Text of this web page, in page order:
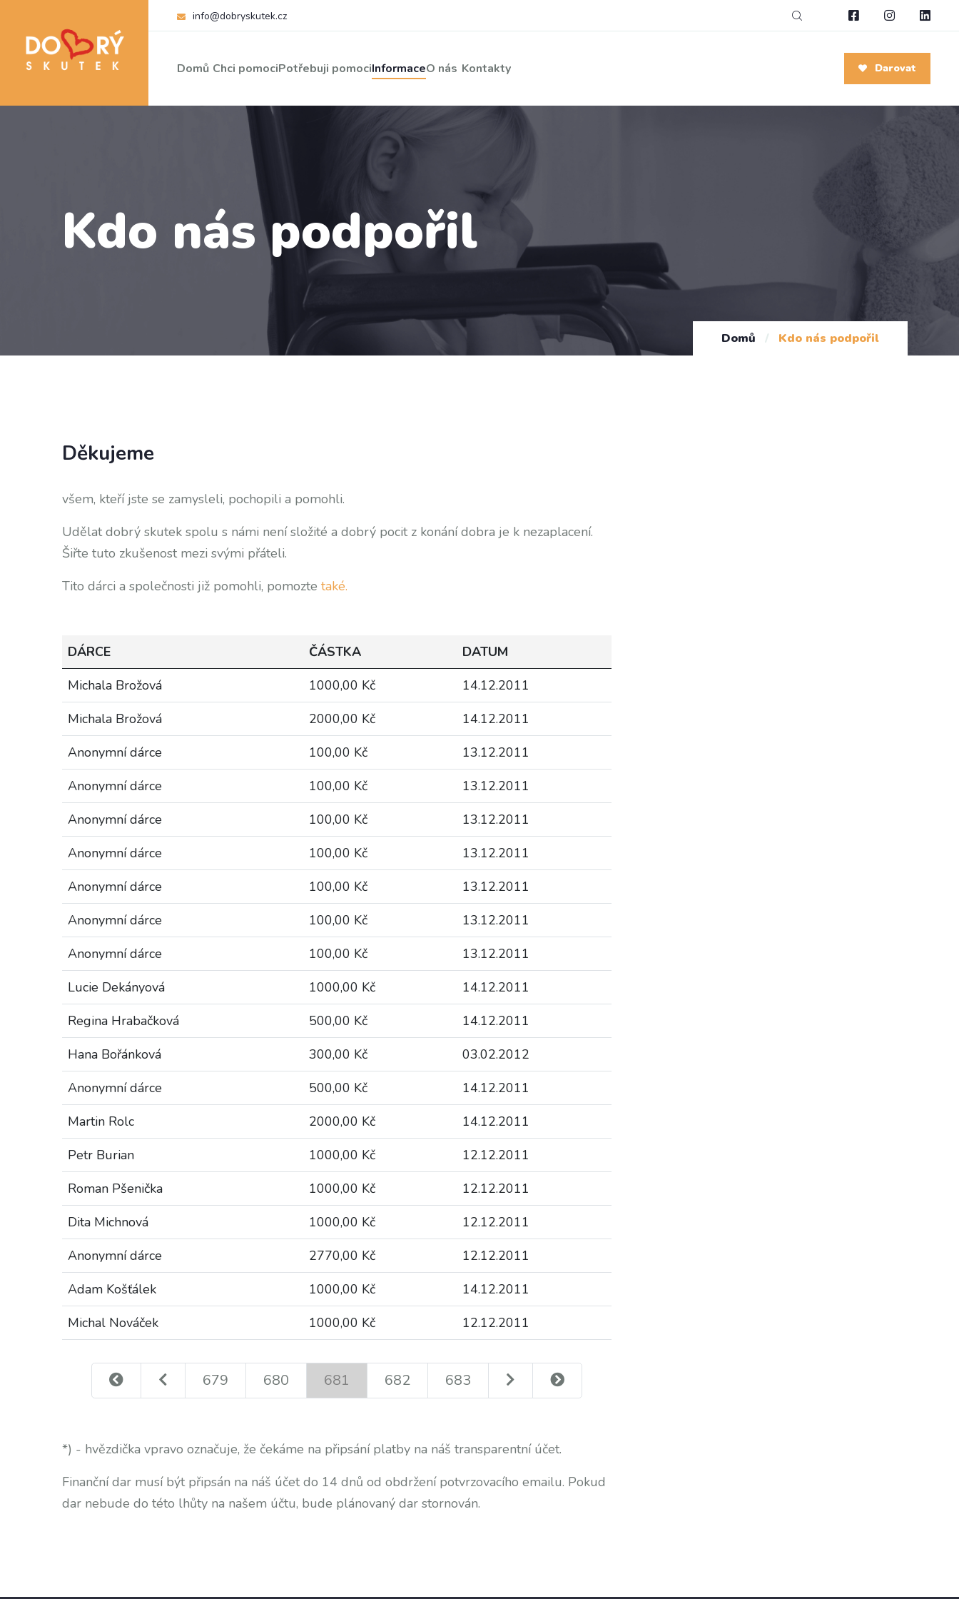
info@dobryskutek.cz
Domů Chci pomociPotřebuji pomociInformaceO nás Kontakty Darovat
Kdo nás podpořil
Domů / Kdo nás podpořil
Děkujeme
všem, kteří jste se zamysleli, pochopili a pomohli.
Udělat dobrý skutek spolu s námi není složité a dobrý pocit z konání dobra je k nezaplacení.
Šiřte tuto zkušenost mezi svými přáteli.
Tito dárci a společnosti již pomohli, pomozte také.
DÁRCE ČÁSTKA
DATUM
Michala Brožová
1000,00 Kč
14.12.2011
Michala Brožová
2000,00 Kč
14.12.2011
Anonymní dárce
100,00 Kč
13.12.2011
Anonymní dárce
100,00 Kč
13.12.2011
Anonymní dárce
100,00 Kč
13.12.2011
Anonymní dárce
100,00 Kč
13.12.2011
Anonymní dárce
100,00 Kč
13.12.2011
Anonymní dárce
100,00 Kč
13.12.2011
Anonymní dárce
100,00 Kč
13.12.2011
Lucie Dekányová
1000,00 Kč
14.12.2011
Regina Hrabačková
500,00 Kč
14.12.2011
Hana Bořánková
300,00 Kč
03.02.2012
Anonymní dárce
500,00 Kč
14.12.2011
Martin Rolc
2000,00 Kč
14.12.2011
Petr Burian
1000,00 Kč
12.12.2011
Roman Pšenička
1000,00 Kč
12.12.2011
Dita Michnová
1000,00 Kč
12.12.2011
Anonymní dárce
2770,00 Kč
12.12.2011
Adam Košťálek
1000,00 Kč
14.12.2011
Michal Nováček
1000,00 Kč 12.12.2011
679 680 681 682 683
*) - hvězdička vpravo označuje, že čekáme na připsání platby na náš transparentní účet.
Finanční dar musí být připsán na náš účet do 14 dnů od obdržení potvrzovacího emailu. Pokud
dar nebude do této lhůty na našem účtu, bude plánovaný dar stornován.